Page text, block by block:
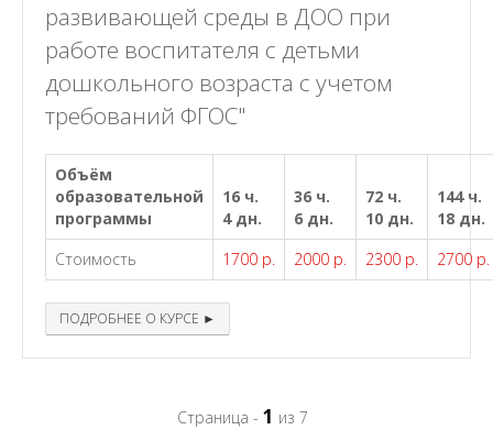
развивающей среды в ДОО при
работе воспитателя с детьми
дошкольного возраста с учетом
требований ФГОС"
Объём
образовательной
программы
16 ч.
4 дн.
36 ч.
6 дн.
72 ч.
10 дн.
144 ч.
18 дн.
Стоимость
1700 р. 2000 р. 2300 р. 2700 р.
ПОДРОБНЕЕ О КУРСЕ ►
Страница - 1 из 7